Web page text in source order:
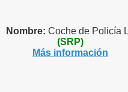
Nombre: Coche de Policía
(SRP)
Más información